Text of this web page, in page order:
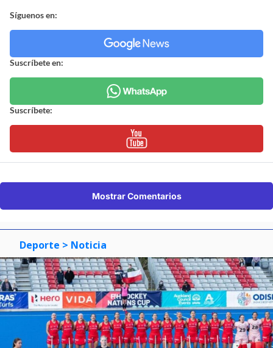
Síguenos en:
Suscríbete en:
Suscríbete:
Mostrar Comentarios
Deporte > Noticia